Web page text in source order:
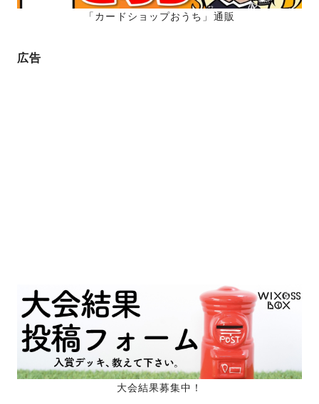
「カードショップおうち」通販
広告
大会結果募集中！